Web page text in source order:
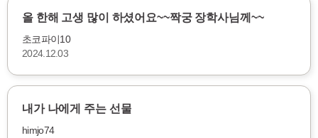
올 한해 고생 많이 하셨어요~~짝궁 장학사님께~~
초코파이10
2024.12.03
내가 나에게 주는 선물
himjo74